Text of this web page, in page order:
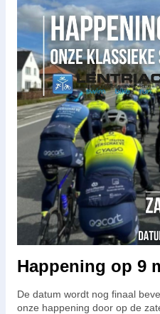
Happening op 9
De datum wordt nog finaal
onze happening door op de